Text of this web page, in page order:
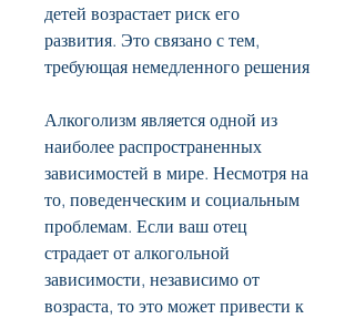
детей возрастает риск его
развития. Это связано с тем,
требующая немедленного решения
Алкоголизм является одной из
наиболее распространенных
зависимостей в мире. Несмотря на
то, поведенческим и социальным
проблемам. Если ваш отец
страдает от алкогольной
зависимости, независимо от
возраста, то это может привести к